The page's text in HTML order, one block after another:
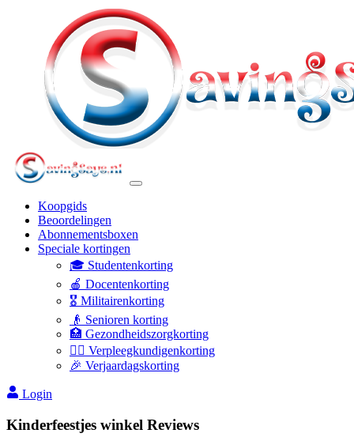
Koopgids
Beoordelingen
Abonnementsboxen
Speciale kortingen
🎓 Studentenkorting
🍎 Docentenkorting
🎖️ Militairenkorting
👴 Senioren korting
🏥 Gezondheidszorgkorting
👩‍⚕️ Verpleegkundigenkorting
🎉 Verjaardagskorting
Login
Kinderfeestjes winkel Reviews